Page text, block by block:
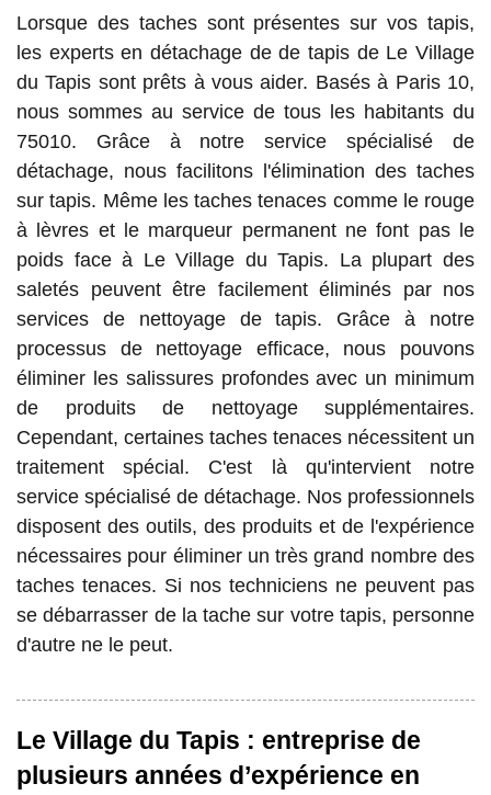
Lorsque des taches sont présentes sur vos tapis,
les experts en détachage de de tapis de Le Village
du Tapis sont prêts à vous aider. Basés à Paris 10,
nous sommes au service de tous les habitants du
75010. Grâce à notre service spécialisé de
détachage, nous facilitons l'élimination des taches
sur tapis. Même les taches tenaces comme le rouge
à lèvres et le marqueur permanent ne font pas le
poids face à Le Village du Tapis. La plupart des
saletés peuvent être facilement éliminés par nos
services de nettoyage de tapis. Grâce à notre
processus de nettoyage efficace, nous pouvons
éliminer les salissures profondes avec un minimum
de produits de nettoyage supplémentaires.
Cependant, certaines taches tenaces nécessitent un
traitement spécial. C'est là qu'intervient notre
service spécialisé de détachage. Nos professionnels
disposent des outils, des produits et de l'expérience
nécessaires pour éliminer un très grand nombre des
taches tenaces. Si nos techniciens ne peuvent pas
se débarrasser de la tache sur votre tapis, personne
d'autre ne le peut.
Le Village du Tapis : entreprise de
plusieurs années d’expérience en